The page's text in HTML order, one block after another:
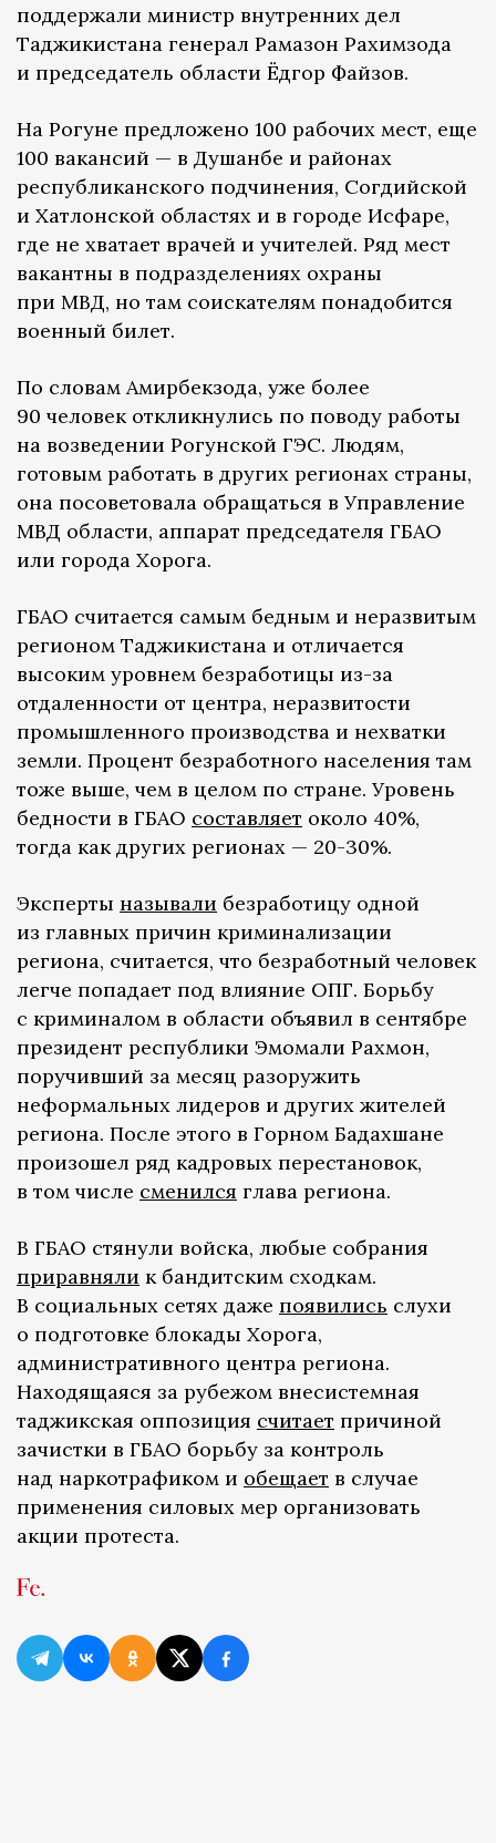
поддержали министр внутренних дел
Таджикистана генерал Рамазон Рахимзода
и председатель области Ёдгор Файзов.
На Рогуне предложено 100 рабочих мест, еще
100 вакансий — в Душанбе и районах
республиканского подчинения, Согдийской
и Хатлонской областях и в городе Исфаре,
где не хватает врачей и учителей. Ряд мест
вакантны в подразделениях охраны
при МВД, но там соискателям понадобится
военный билет.
По словам Амирбекзода, уже более
90 человек откликнулись по поводу работы
на возведении Рогунской ГЭС. Людям,
готовым работать в других регионах страны,
она посоветовала обращаться в Управление
МВД области, аппарат председателя ГБАО
или города Хорога.
ГБАО считается самым бедным и неразвитым
регионом Таджикистана и отличается
высоким уровнем безработицы из-за
отдаленности от центра, неразвитости
промышленного производства и нехватки
земли. Процент безработного населения там
тоже выше, чем в целом по стране. Уровень
бедности в ГБАО составляет около 40%,
тогда как других регионах — 20-30%.
Эксперты называли безработицу одной
из главных причин криминализации
региона, считается, что безработный человек
легче попадает под влияние ОПГ. Борьбу
с криминалом в области объявил в сентябре
президент республики Эмомали Рахмон,
поручивший за месяц разоружить
неформальных лидеров и других жителей
региона. После этого в Горном Бадахшане
произошел ряд кадровых перестановок,
в том числе сменился глава региона.
В ГБАО стянули войска, любые собрания
приравняли к бандитским сходкам.
В социальных сетях даже появились слухи
о подготовке блокады Хорога,
административного центра региона.
Находящаяся за рубежом внесистемная
таджикская оппозиция считает причиной
зачистки в ГБАО борьбу за контроль
над наркотрафиком и обещает в случае
применения силовых мер организовать
акции протеста.